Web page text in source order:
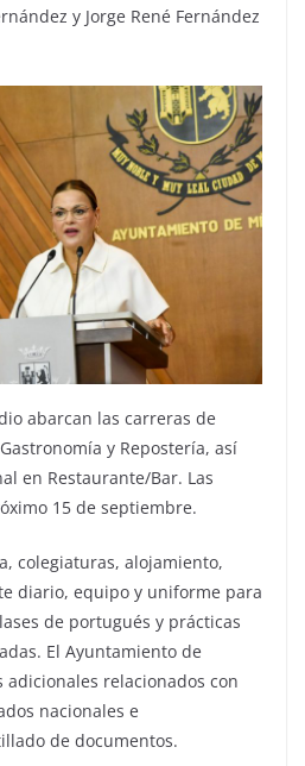
y Jorge René Fernández
abarcan las carreras de
y Repostería, así
en Restaurante/Bar. Las
15 de septiembre.
colegiaturas, alojamiento,
diario, equipo y uniforme para
de portugués y prácticas
El Ayuntamiento de
relacionados con
nacionales e
de documentos.